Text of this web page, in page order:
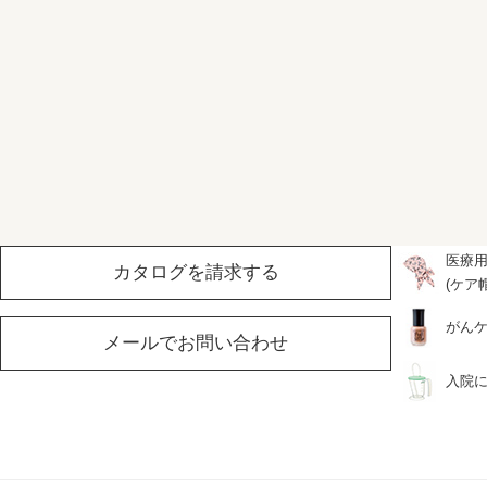
カタログを請求する
メールでお問い合わせ
医療
(ケア
がん
入院